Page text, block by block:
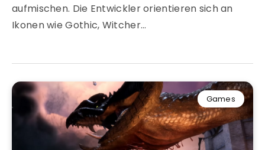
aufmischen. Die Entwickler orientieren sich an
Ikonen wie Gothic, Witcher…
Games